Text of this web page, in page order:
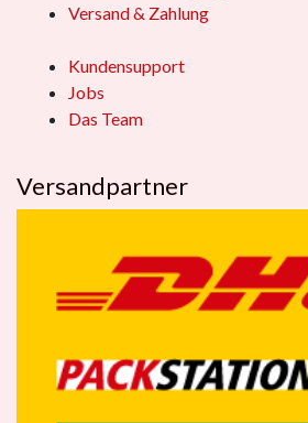
Versand & Zahlung
Kundensupport
Jobs
Das Team
Versandpartner